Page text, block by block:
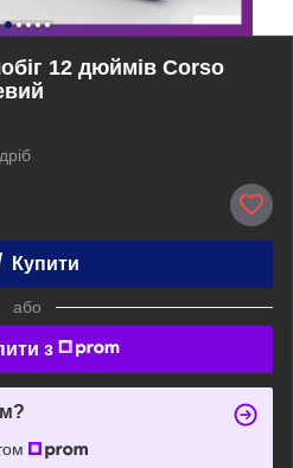
12 дюймів Corso
Купити
або
з